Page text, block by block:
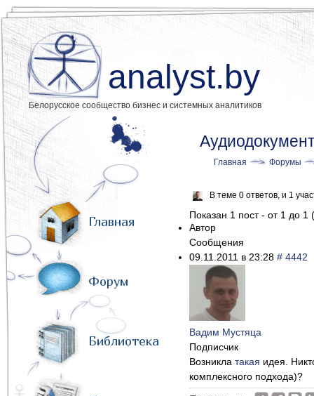
analyst.by
Белорусское сообщество бизнес и системных аналитиков
Главная
Форум
Библиотека
Главная Форумы
В теме 0 ответов, и 1
Показан 1 пост - от 1 до 1
Автор
Сообщения
09.11.2011 в 23:28 # 4442
Вадим Мустяца
Подписчик
Возникла такая идея.
комплексного подхода)?